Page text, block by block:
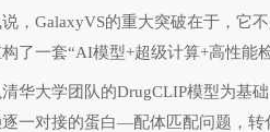
GalaxyVS的重大突破在于，它不
了一套“AI模型+超级计算+高性能
大学团队的DrugCLIP模型为基础
一对接的蛋白—配体匹配问题，